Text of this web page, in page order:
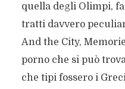
quella degli Olimpi,
tratti davvero
And the City,
porno che si può
che tipi fossero i